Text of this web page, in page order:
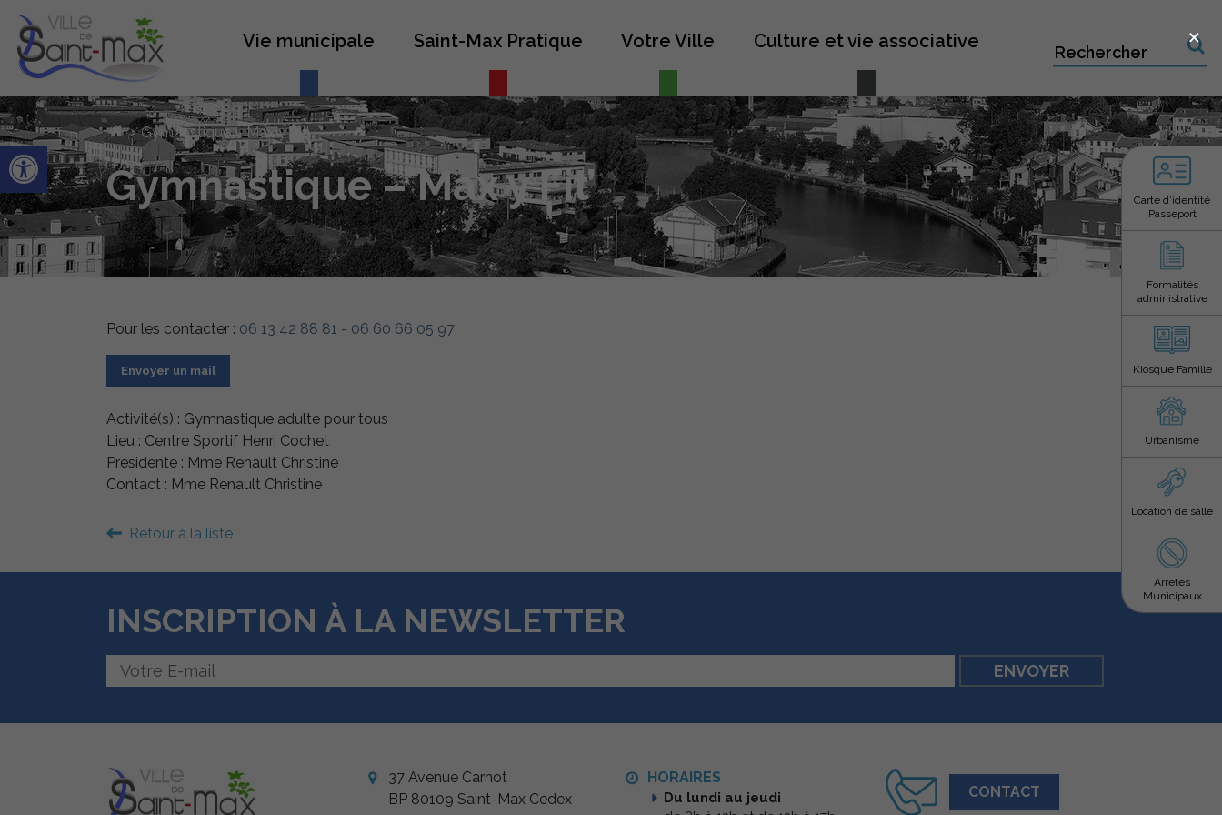
Ouvrir la barre d’outils
Vie municipale Saint-Max Pratique Votre Ville Culture et vie associative Recherche sur le site
Carte d’identité
Passeport
Formalités
administrative
Kiosque Famille
Urbanisme
Location de salle
Arrêtés
Municipaux
› Gymnastique – Max y Fit’
Gymnastique – Max y Fit’
Pour les contacter : 06 13 42 88 81 - 06 60 66 05 97
Envoyer un mail
Activité(s) : Gymnastique adulte pour tous
Lieu : Centre Sportif Henri Cochet
Présidente : Mme Renault Christine
Contact : Mme Renault Christine
Retour à la liste
INSCRIPTION À LA NEWSLETTER
37 Avenue Carnot
BP 80109 Saint-Max Cedex
HORAIRES
Du lundi au jeudi
CONTACT
×